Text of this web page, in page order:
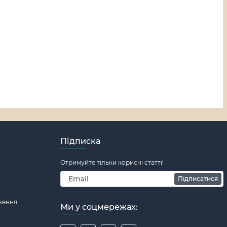
Підписка
Отримуйте тільки корисні статті!
Підписатися
Ми у соцмережах: